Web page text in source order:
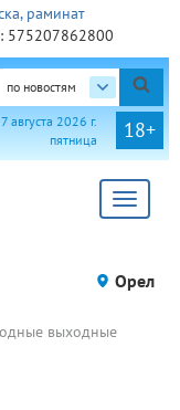
575207862800
по новостям
18+
7 августа 2026 г.
пятница
Toggle
Орел
выходные